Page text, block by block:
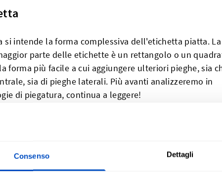
Consenso Dettagli
si intende la forma complessiva dell'etichetta piatta. La
parte delle etichette è un rettangolo o un
forma più facile a cui aggiungere ulteriori pieghe, sia
sia di pieghe laterali. Più avanti analizzeremo in
di piegatura, continua a leggere!
non sono l'unica opzione che offriamo a Dutch
più insolita, abbiamo soluzioni di etichette
a qualsiasi richiesta. Con l'uso della tecnologia a
qualsiasi forma geometrica o organica che
nelle etichette per vestiti.